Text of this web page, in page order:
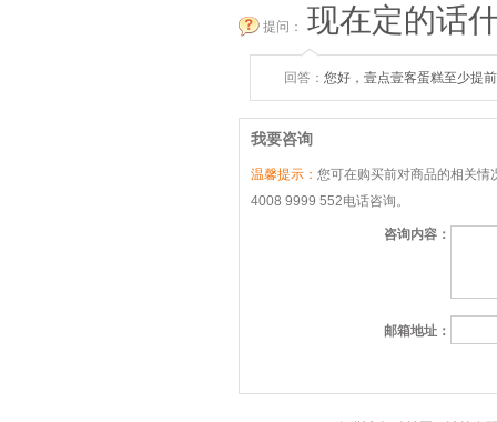
提问： 现在定的话
回答： 您好，壹点壹客蛋糕至少提
我要咨询
温馨提示： 您可在购买前对商品的相关情
4008 9999 552电话咨询。
咨询内容：
邮箱地址：